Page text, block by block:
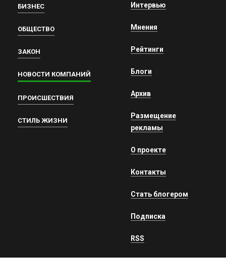
БИЗНЕС
ОБЩЕСТВО
ЗАКОН
НОВОСТИ КОМПАНИЙ
ПРОИСШЕСТВИЯ
СТИЛЬ ЖИЗНИ
Интервью
Мнения
Рейтинги
Блоги
Архив
Размещение
рекламы
О проекте
Контакты
Стать блогером
Подписка
RSS